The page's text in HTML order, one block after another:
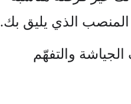
الذي يليق بك.
والتفهّم